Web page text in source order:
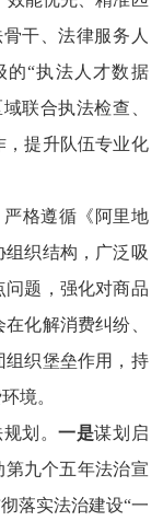
干、法律服务人
的“执法人才数据
联合执法检查、
，提升队伍专业化
严格遵循《阿里地
织结构，广泛吸
题，强化对商品
化解消费纠纷、
组织堡垒作用，持
境。
规划。一是谋划启
第九个五年法治宣
落实法治建设“一